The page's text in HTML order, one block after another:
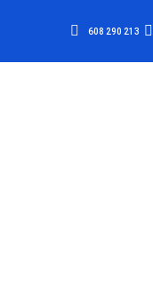
608 290 213